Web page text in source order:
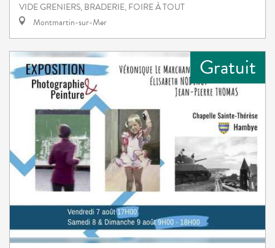
VIDE GRENIERS, BRADERIE, FOIRE À TOUT
Montmartin-sur-Mer
Gratuit